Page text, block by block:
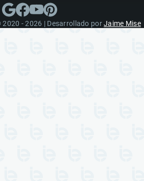
- 2026 | Desarrollado porJaime Mise